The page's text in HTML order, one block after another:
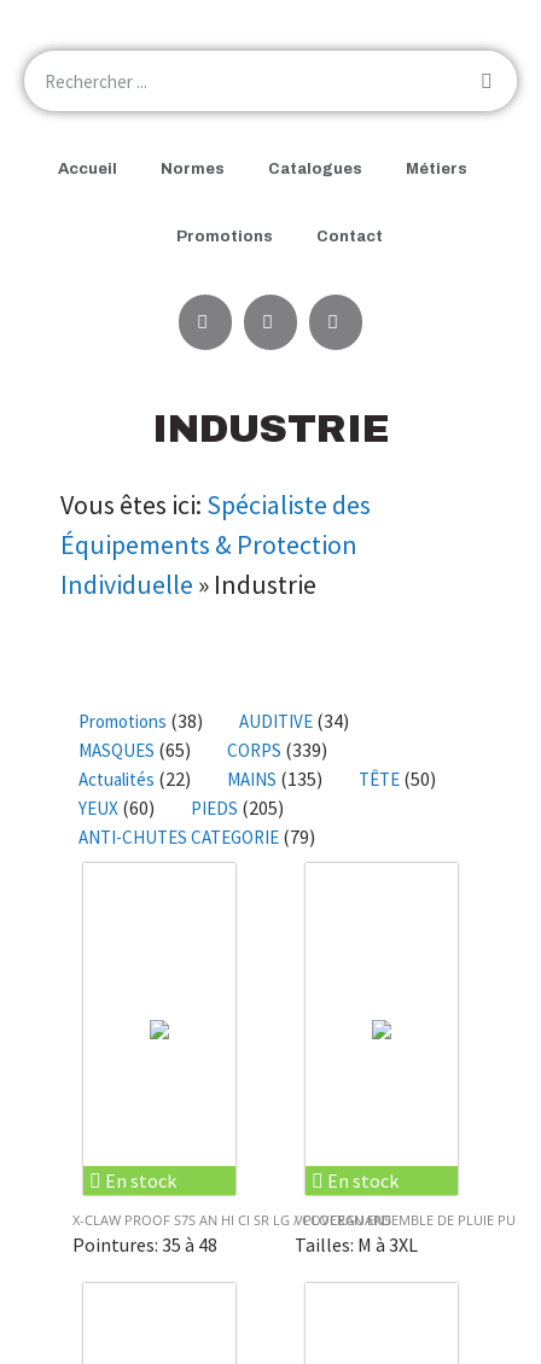
Accueil Normes Catalogues Métiers
Promotions Contact
INDUSTRIE
Vous êtes ici: Spécialiste des
Équipements & Protection
Individuelle » Industrie
Promotions (38) AUDITIVE (34)
MASQUES (65) CORPS (339)
Actualités (22) MAINS (135) TÊTE (50)
YEUX (60) PIEDS (205)
ANTI-CHUTES CATEGORIE (79)
En stock
X-CLAW PROOF S7S AN HI CI SR LG / COVERGUARD
Pointures: 35 à 48
En stock
VPLOCEAN ENSEMBLE DE PLUIE PU
Tailles: M à 3XL